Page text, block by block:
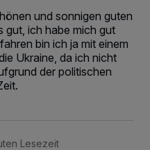
und sonnigen guten
gut, ich habe mich gut
bin ich ja mit einem
Ukraine, da ich nicht
der politischen
Lesezeit